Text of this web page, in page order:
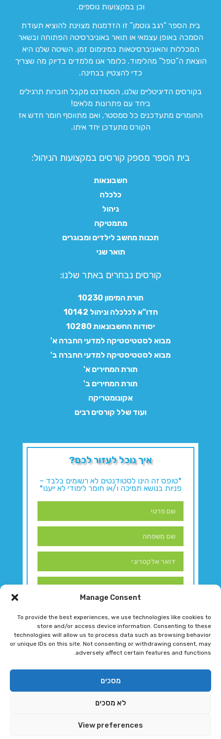
Manage Consent
To provide the best experiences, we use technologies like cookies to
store and/or access device information. Consenting to these
technologies will allow us to process data such as browsing behavior
or unique IDs on this site. Not consenting or withdrawing consent, may
adversely affect certain features and functions.
מסכים
לא מסכים
View preferences
וכן במקצועות נוספים.
בית הספר “רגב גוטמן” זו הזדמנות מצוינת להוציא תעודת
הסמכה באופן עצמאי או תואר באוניברסיטה הפתוחה ובשאר
המכללות והאוניברסיטאות במינימום זמן. השיטה שלנו היא
הוצאת ה”טפל” מהלימוד. כלומר אנו מלמדים בדיוק מה שצריך
כדי להצטיין בבחינה.
בקורסים הדיגיטליים שלנו, הסטודנט מקבל חוברות תרגילים
ביחד עם פתרונות מלאים!
החומרים מתעדכנים כל סמסטר, ואם מתווסף חומר חדש אז
הקורס מתעדכן יחד איתו.
בית הספר מספק קורסים במקצועות הניהול:
חשבונאות
כלכלה
ניהול
מתמטיקה
תכנות מחשב לילדים ומבוגרים
תואר שני
קורסים נבחרים באתר שלנו:​
תורת המימון 10230
חדו"א לכלכלה וניהול 10142
יסודות החשבונאות 10280
מבוא לסטטיסטיקה למדעי החברה א'
מבוא לסטטיסטיקה למדעי החברה ב'
תורת המחירים א'
תורת המחירים ב'
אקונומטריקה
ועוד שלל קורסים רבים
איך נוכל לעזור לכם?
*טופס זה הינו לסטודנטים לא רשומים בלבד –
פניות בנושא תמיכה ו/או חומר לימודי לא ייענו*